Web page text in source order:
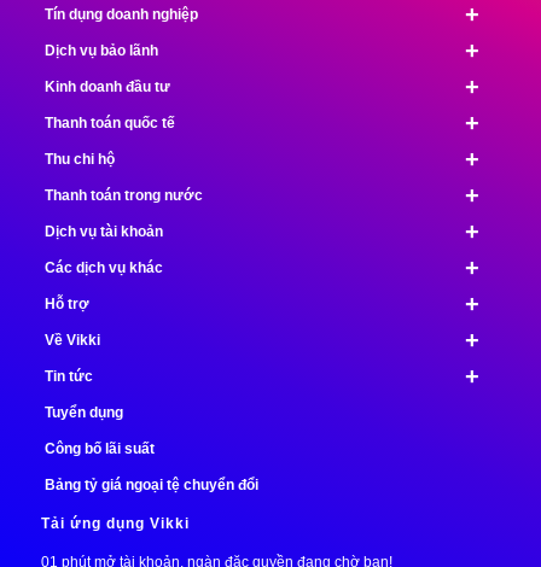
+
Tín dụng doanh nghiệp
+
Dịch vụ bảo lãnh
+
Kinh doanh đầu tư
+
Thanh toán quốc tế
+
Thu chi hộ
+
Thanh toán trong nước
+
Dịch vụ tài khoản
+
Các dịch vụ khác
+
Hỗ trợ
+
Về Vikki
+
Tin tức
Tuyển dụng
Công bố lãi suất
Bảng tỷ giá ngoại tệ chuyển đổi
Tải ứng dụng Vikki
01 phút mở tài khoản, ngàn đặc quyền đang chờ bạn!